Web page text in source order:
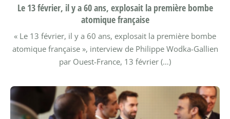
Le 13 février, il y a 60 ans, explosait la première bombe
atomique française
« Le 13 février, il y a 60 ans, explosait la première bombe
atomique française », interview de Philippe Wodka-Gallien
par Ouest-France, 13 février (…)